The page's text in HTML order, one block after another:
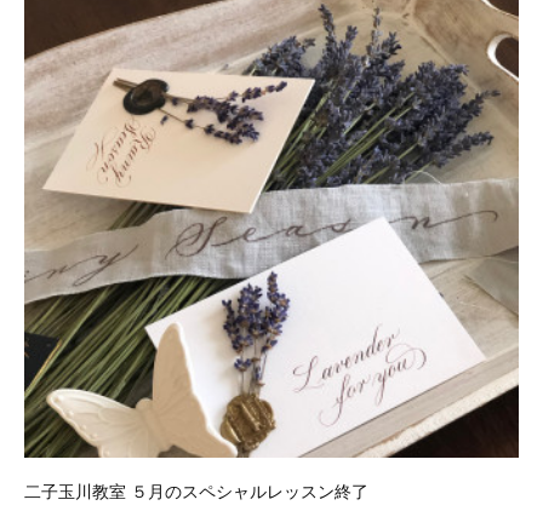
二子玉川教室 ５月のスペシャルレッスン終了